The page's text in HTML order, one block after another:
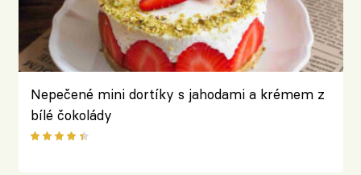
Nepečené mini dortíky s jahodami a krémem z
bílé čokolády